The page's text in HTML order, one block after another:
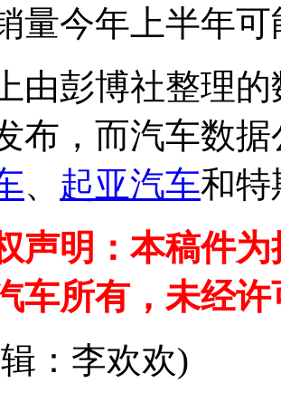
量今年上半年可
彭博社整理的
布，而汽车数
、 起亚汽车和特
声明：本稿件
车所有，未经
：李欢欢)